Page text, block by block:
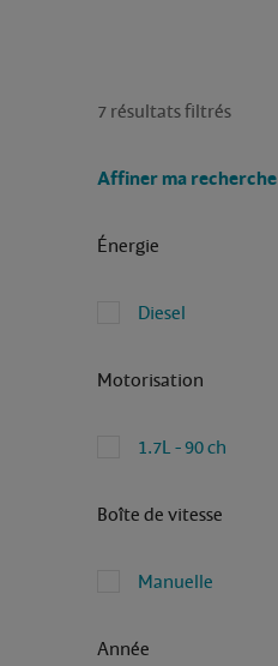
7 résultats filtrés
Affiner ma recherche
Énergie
Diesel
Motorisation
1.7L - 90 ch
Boîte de vitesse
Manuelle
Année